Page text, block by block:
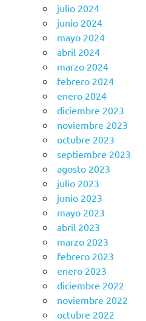
julio 2024
junio 2024
mayo 2024
abril 2024
marzo 2024
febrero 2024
enero 2024
diciembre 2023
noviembre 2023
octubre 2023
septiembre 2023
agosto 2023
julio 2023
junio 2023
mayo 2023
abril 2023
marzo 2023
febrero 2023
enero 2023
diciembre 2022
noviembre 2022
octubre 2022